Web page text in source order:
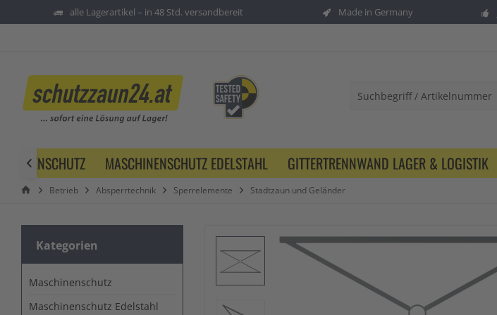
alle Lagerartikel – in 48 Std. versandbereit Made in Germany
MASCHINENSCHUTZ EDELSTAHL GITTERTRENNWAND LAGER & LOGISTIK

Betrieb Absperrtechnik Sperrelemente Stadtzaun und Geländer
Kategorien
Maschinenschutz
Maschinenschutz Edelstahl